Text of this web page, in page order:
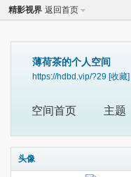
精影视界 返回首页
薄荷茶的个人空间
https://hdbd.vip/?29 [收藏]
空间首页 主题
头像